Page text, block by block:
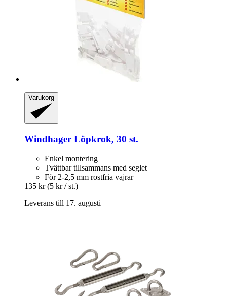
Varukorg
Windhager Löpkrok, 30 st.
Enkel montering
Tvättbar tillsammans med seglet
För 2-2,5 mm rostfria vajrar
135 kr (5 kr / st.)
Leverans till 17. augusti